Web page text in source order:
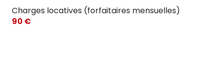
Charges locatives (forfaitaires mensuelles)
90 €